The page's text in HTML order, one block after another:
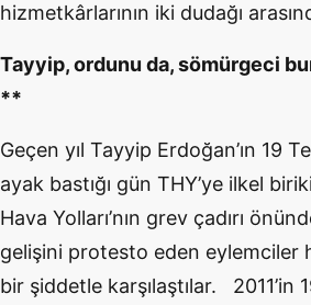
hizmetkârlarının iki dudağı
Tayyip, ordunu da, sömürgeci
**
Geçen yıl Tayyip Erdoğan’ın 19
ayak bastığı gün THY’ye ilkel
Hava Yolları’nın grev çadırı
gelişini protesto eden eylemciler
bir şiddetle karşılaştılar. 2011’in